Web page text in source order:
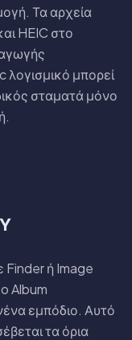
Τα αρχεία
HEIC στο
μπορεί
σταματά μόνο
Finder ή Image
Album
εμπόδιο. Αυτό
τα όρια